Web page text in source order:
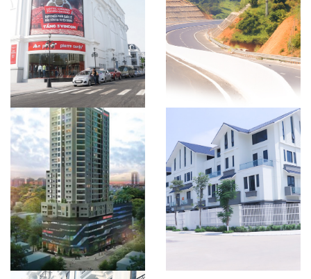
CÔNG TRÌNH TÂN HỒNG
HÀ [...]
CÔNG TRÌNH BIỆT THỰ
LIỀN [...]